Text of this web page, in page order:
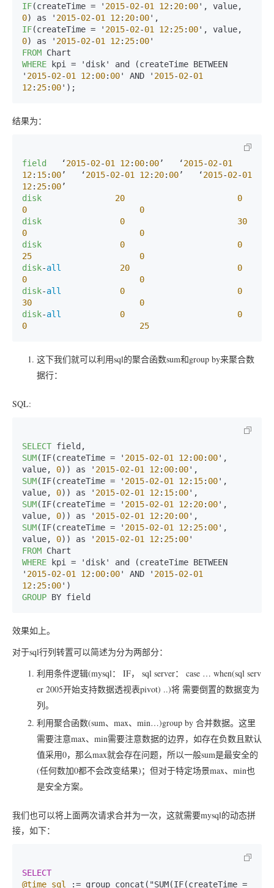
IF(createTime = ' 2015-02-01 12: 20: 00
0) as ' 2015-02-01 12: 20: 00
IF(createTime = ' 2015-02-01 12: 25: 00
0) as ' 2015-02-01 12: 25: 00
FROM
WHERE kpi = 'disk' and (createTime BETWEEN
' 2015-02-01 12: 00: 00' AND ' 2015-02-01
12: 25: 00
结果为：
field
   ‘
2015-02-01 12: 00: 00’   ‘2015-02-01
12: 15: 00’   ‘2015-02-01 12: 20: 00’   ‘2015-02-01
12: 25: 00
disk
20
0
0
0
disk
0
30
0
0
disk
0
0
25
0
disk-all 20
0
0
0
disk-all 0
0
30
0
disk-all 0
0
0
25
这下我们就可以利用sql的聚合函数sum和group by来聚合数
据行：
SQL:
SELECT
SUM(IF(createTime = ' 2015-02-01 12: 00: 00',
value, 0)) as ' 2015-02-01 12: 00: 00
SUM(IF(createTime = ' 2015-02-01 12: 15: 00',
value, 0)) as ' 2015-02-01 12: 15: 00
SUM(IF(createTime = ' 2015-02-01 12: 20: 00',
value, 0)) as ' 2015-02-01 12: 20: 00
SUM(IF(createTime = ' 2015-02-01 12: 25: 00',
value, 0)) as ' 2015-02-01 12: 25: 00
FROM
WHERE kpi = 'disk' and (createTime BETWEEN
' 2015-02-01 12: 00: 00' AND ' 2015-02-01
12: 25: 00
GROUP
效果如上。
对于sql行列转置可以简述为分为两部分：
利用条件逻辑(mysql： IF， sql server： case … when(sql serv
er 2005开始支持数据透视表pivot) ..)将 需要倒置的数据变为
列。
利用聚合函数(sum、max、min…)group by 合并数据。这里
需要注意max、min需要注意数据的边界，如存在负数且默认
值采用0，那么max就会存在问题，所以一般sum是最安全的
(任何数加0都不会改变结果)；但对于特定场景max、min也
是安全方案。
我们也可以将上面两次请求合并为一次，这就需要mysql的动态拼
接，如下：
SELECT
@time_sql
:= group_concat("SUM(IF(createTime =